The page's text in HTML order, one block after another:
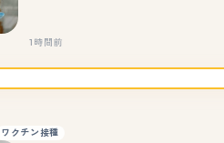
1時間前
ワクチン接種